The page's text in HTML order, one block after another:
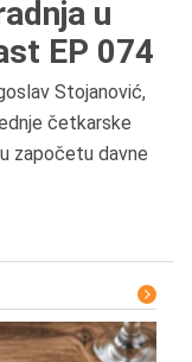
u
EP 074
Stojanović,
četkarske
započetu davne